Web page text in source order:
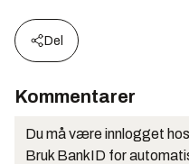
Del
Kommentarer
Du må være innlogget
Bruk BankID for